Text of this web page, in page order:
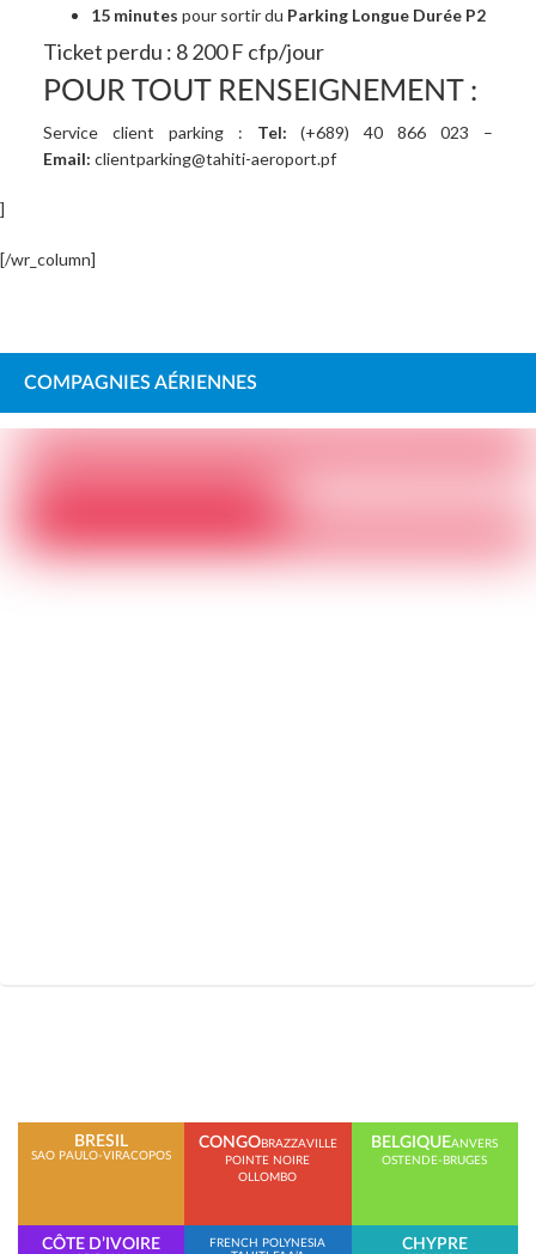
15 minutes pour sortir du Parking Longue Durée P2
Ticket perdu : 8 200 F cfp/jour
POUR TOUT RENSEIGNEMENT :
Service client parking : Tel: (+689) 40 866 023 –
Email: clientparking@tahiti-aeroport.pf
]
[/wr_column]
COMPAGNIES AÉRIENNES
BRESIL
SAO PAULO-VIRACOPOS
CONGOBRAZZAVILLE
POINTE NOIRE
OLLOMBO
BELGIQUEANVERS
OSTENDE-BRUGES
CÔTE D’IVOIRE
FRENCH POLYNESIA
CHYPRE